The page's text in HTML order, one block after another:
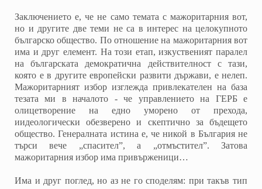
Заключението е, че не само темата с мажоритарния вот,
но и другите две теми не са в интерес на целокупното
българско общество. По отношение на мажоритарния вот
има и друг елемент. На този етап, изкуственият паралел
на българската демократична действителност с тази,
която е в другите европейски развити държави, е нелеп.
Мажоритарният избор изглежда привлекателен на база
тезата ми в началото - че управлението на ГЕРБ е
олицетворение на едно уморено от прехода,
иидеологически обезверено и скептично за бъдещето
общество. Генералната истина е, че никой в България не
търси вече „спасител”, а „отмъстител”. Затова
мажоритарния избор има привърженици…
Има и друг поглед, но аз не го споделям: при такъв тип